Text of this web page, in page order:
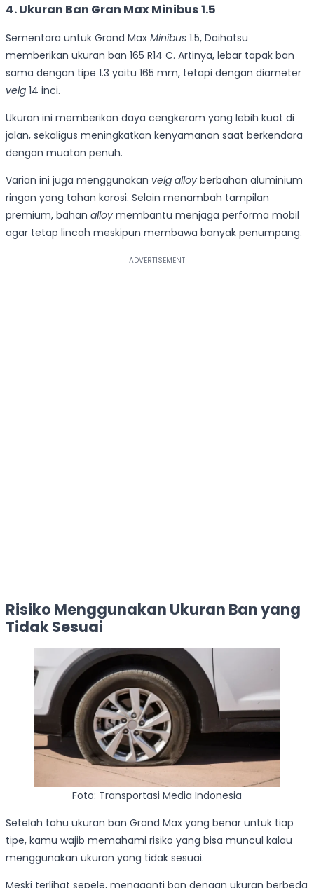
4. Ukuran Ban Gran Max Minibus 1.5
Sementara untuk Grand Max Minibus 1.5, Daihatsu
memberikan ukuran ban 165 R14 C. Artinya, lebar tapak ban
sama dengan tipe 1.3 yaitu 165 mm, tetapi dengan diameter
velg 14 inci.
Ukuran ini memberikan daya cengkeram yang lebih kuat di
jalan, sekaligus meningkatkan kenyamanan saat berkendara
dengan muatan penuh.
Varian ini juga menggunakan velg alloy berbahan aluminium
ringan yang tahan korosi. Selain menambah tampilan
premium, bahan alloy membantu menjaga performa mobil
agar tetap lincah meskipun membawa banyak penumpang.
Risiko Menggunakan Ukuran Ban yang
Tidak Sesuai
Foto: Transportasi Media Indonesia
Setelah tahu ukuran ban Grand Max yang benar untuk tiap
tipe, kamu wajib memahami risiko yang bisa muncul kalau
menggunakan ukuran yang tidak sesuai.
Meski terlihat sepele, mengganti ban dengan ukuran berbeda